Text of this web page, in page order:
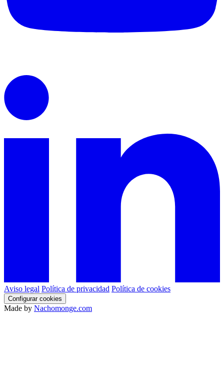
Aviso legal Política de privacidad Política de cookies
Configurar cookies
Made by Nachomonge.com